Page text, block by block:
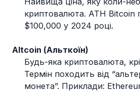
криптовалюта. ATH Bitcoin
$100,000 у 2024 році.
Altcoin (Альткоїн)
Будь-яка криптовалюта,
Термін походить від
монета”. Приклади: